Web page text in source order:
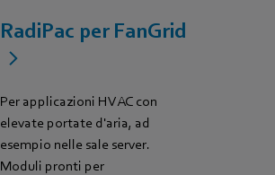
RadiPac per FanGrid
Per applicazioni HVAC con
elevate portate d'aria, ad
esempio nelle sale server.
Moduli pronti per